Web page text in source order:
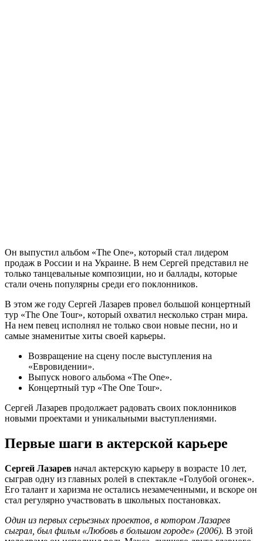
Он выпустил альбом «The One», который стал лидером
продаж в России и на Украине. В нем Сергей представил не
только танцевальные композиции, но и баллады, которые
стали очень популярны среди его поклонников.
В этом же году Сергей Лазарев провел большой концертный
тур «The One Tour», который охватил несколько стран мира.
На нем певец исполнял не только свои новые песни, но и
самые знаменитые хиты своей карьеры.
Возвращение на сцену после выступления на
«Евровидении».
Выпуск нового альбома «The One».
Концертный тур «The One Tour».
Сергей Лазарев продолжает радовать своих поклонников
новыми проектами и уникальными выступлениями.
Первые шаги в актерской карьере
Сергей Лазарев начал актерскую карьеру в возрасте 10 лет,
сыграв одну из главных ролей в спектакле «Голубой огонек».
Его талант и харизма не остались незамеченными, и вскоре он
стал регулярно участвовать в школьных постановках.
Один из первых серьезных проектов, в котором Лазарев
сыграл, был фильм «Любовь в большом городе» (2006). В этой